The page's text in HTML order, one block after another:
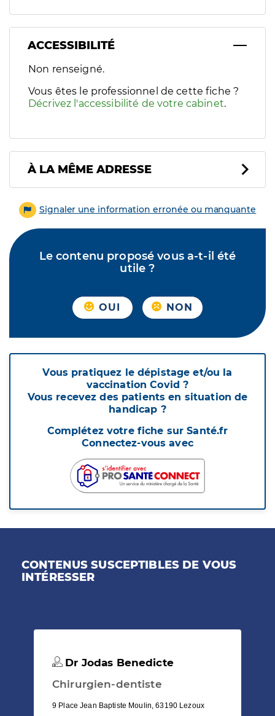
ACCESSIBILITÉ
Filtres
Sélectionnez un ou plusieurs handicaps/besoins
Non renseigné.
Vous êtes le professionnel de cette fiche ?
Décrivez l'accessibilité de votre cabinet.
À LA MÊME ADRESSE
Signaler une information erronée ou manquante
Le contenu proposé vous a-t-il été
utile ?
OUI NON
Vous pratiquez le dépistage et/ou la
vaccination Covid ?
Vous recevez des patients en situation de
handicap ?
Complétez votre fiche sur Santé.fr
Connectez-vous avec
CONTENUS SUSCEPTIBLES DE VOUS
INTÉRESSER
Dr Jodas Benedicte
Chirurgien-dentiste
9 Place Jean Baptiste Moulin, 63190 Lezoux